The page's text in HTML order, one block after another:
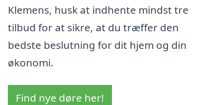
Klemens, husk at indhente mindst tre
tilbud for at sikre, at du træffer den
bedste beslutning for dit hjem og din
økonomi.
Find nye døre her!